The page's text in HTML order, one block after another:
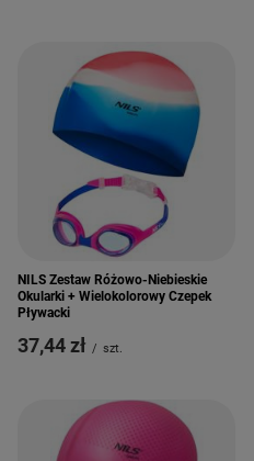
NILS Zestaw Różowo-Niebieskie
Okularki + Wielokolorowy Czepek
Pływacki
37,44 zł / szt.